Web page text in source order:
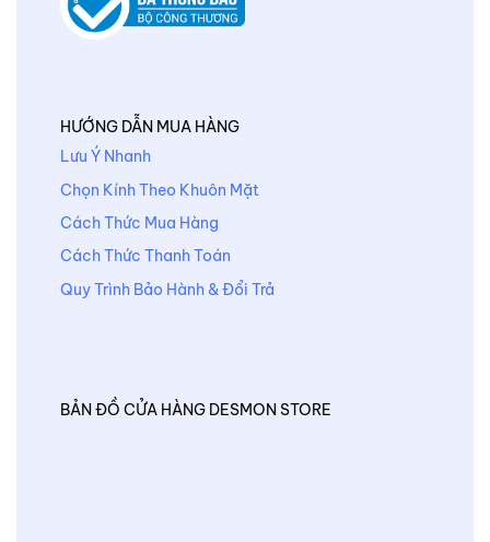
HƯỚNG DẪN MUA HÀNG
Lưu Ý Nhanh
Chọn Kính Theo Khuôn Mặt
Cách Thức Mua Hàng
Cách Thức Thanh Toán
Quy Trình Bảo Hành & Đổi Trả
BẢN ĐỒ CỬA HÀNG DESMON STORE